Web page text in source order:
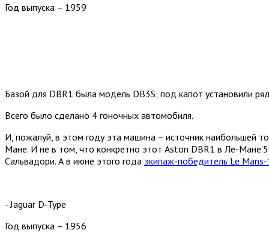
Год выпуска – 1959
Базой для DBR1 была модель DB3S; под капот установили
Всего было сделано 4 гоночных автомобиля.
И, пожалуй, в этом году эта машина – источник наибольшей
Мане. И не в том, что конкретно этот Aston DBR1 в Ле-
Сальвадори. А в июне этого года экипаж-победитель Le
- Jaguar D-Type
Год выпуска – 1956